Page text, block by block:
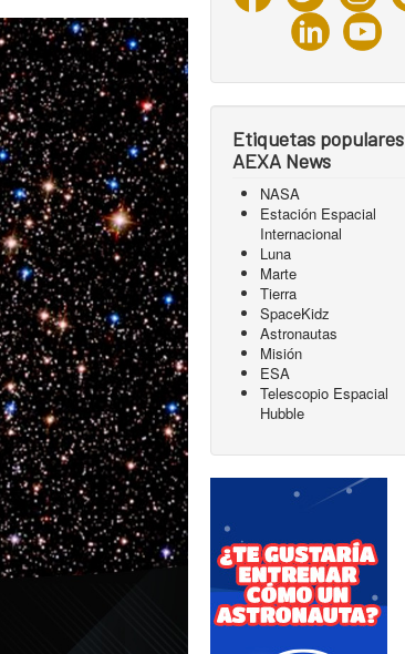
Etiquetas populares
AEXA News
NASA
Estación Espacial
Internacional
Luna
Marte
Tierra
SpaceKidz
Astronautas
Misión
ESA
Telescopio Espacial
Hubble